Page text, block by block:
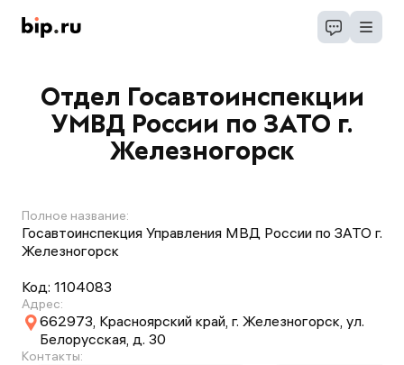
Отдел Госавтоинспекции
УМВД России по ЗАТО г.
Железногорск
Полное название:
Госавтоинспекция Управления МВД России по ЗАТО г.
Железногорск
Код: 1104083
Адрес:
662973, Красноярский край, г. Железногорск, ул.
Белорусская, д. 30
Контакты: